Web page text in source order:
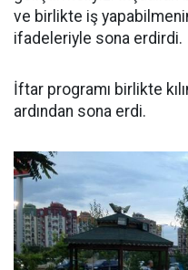
ve birlikte iş
ifadeleriyle sona erdirdi.
İftar programı birlikte
ardından sona erdi.